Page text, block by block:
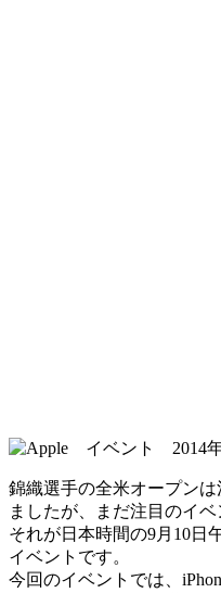
錦織選手の全米オープン
ましたが、まだ注目のイベ
それが日本時間の9月10日
イベントです。
今回のイベントでは、